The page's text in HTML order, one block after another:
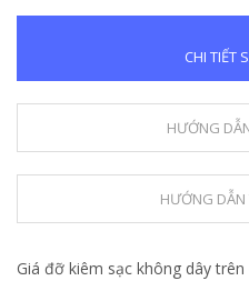
CHI TIẾT
HƯỚNG
HƯỚNG DẪN
Giá đỡ kiêm sạc không dây